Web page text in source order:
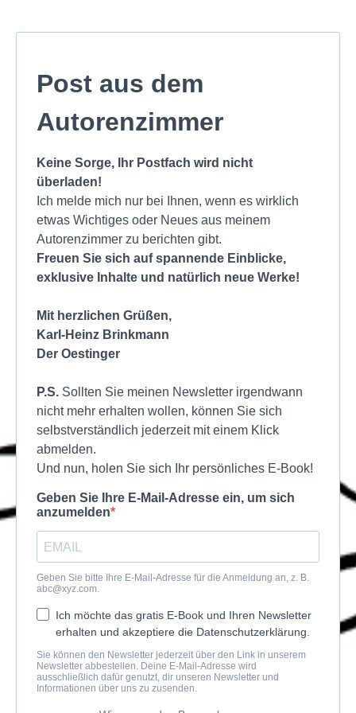
Post aus dem
Autorenzimmer
Keine Sorge, Ihr Postfach wird nicht
überladen!
Ich melde mich nur bei Ihnen, wenn es wirklich
etwas Wichtiges oder Neues aus meinem
Autorenzimmer zu berichten gibt.
Freuen Sie sich auf spannende Einblicke,
exklusive Inhalte und natürlich neue Werke!
Mit herzlichen Grüßen,
Karl-Heinz Brinkmann
Der Oestinger
P.S. Sollten Sie meinen Newsletter irgendwann
nicht mehr erhalten wollen, können Sie sich
selbstverständlich jederzeit mit einem Klick
abmelden.
Und nun, holen Sie sich Ihr persönliches E-Book!
Geben Sie Ihre E-Mail-Adresse ein, um sich
anzumelden
Geben Sie bitte Ihre E-Mail-Adresse für die Anmeldung an, z. B.
abc@xyz.com.
Ich möchte das gratis E-Book und Ihren Newsletter
erhalten und akzeptiere die Datenschutzerklärung.
Sie können den Newsletter jederzeit über den Link in unserem
Newsletter abbestellen. Deine E-Mail-Adresse wird
ausschließlich dafür genutzt, dir unseren Newsletter und
Informationen über uns zu zusenden.